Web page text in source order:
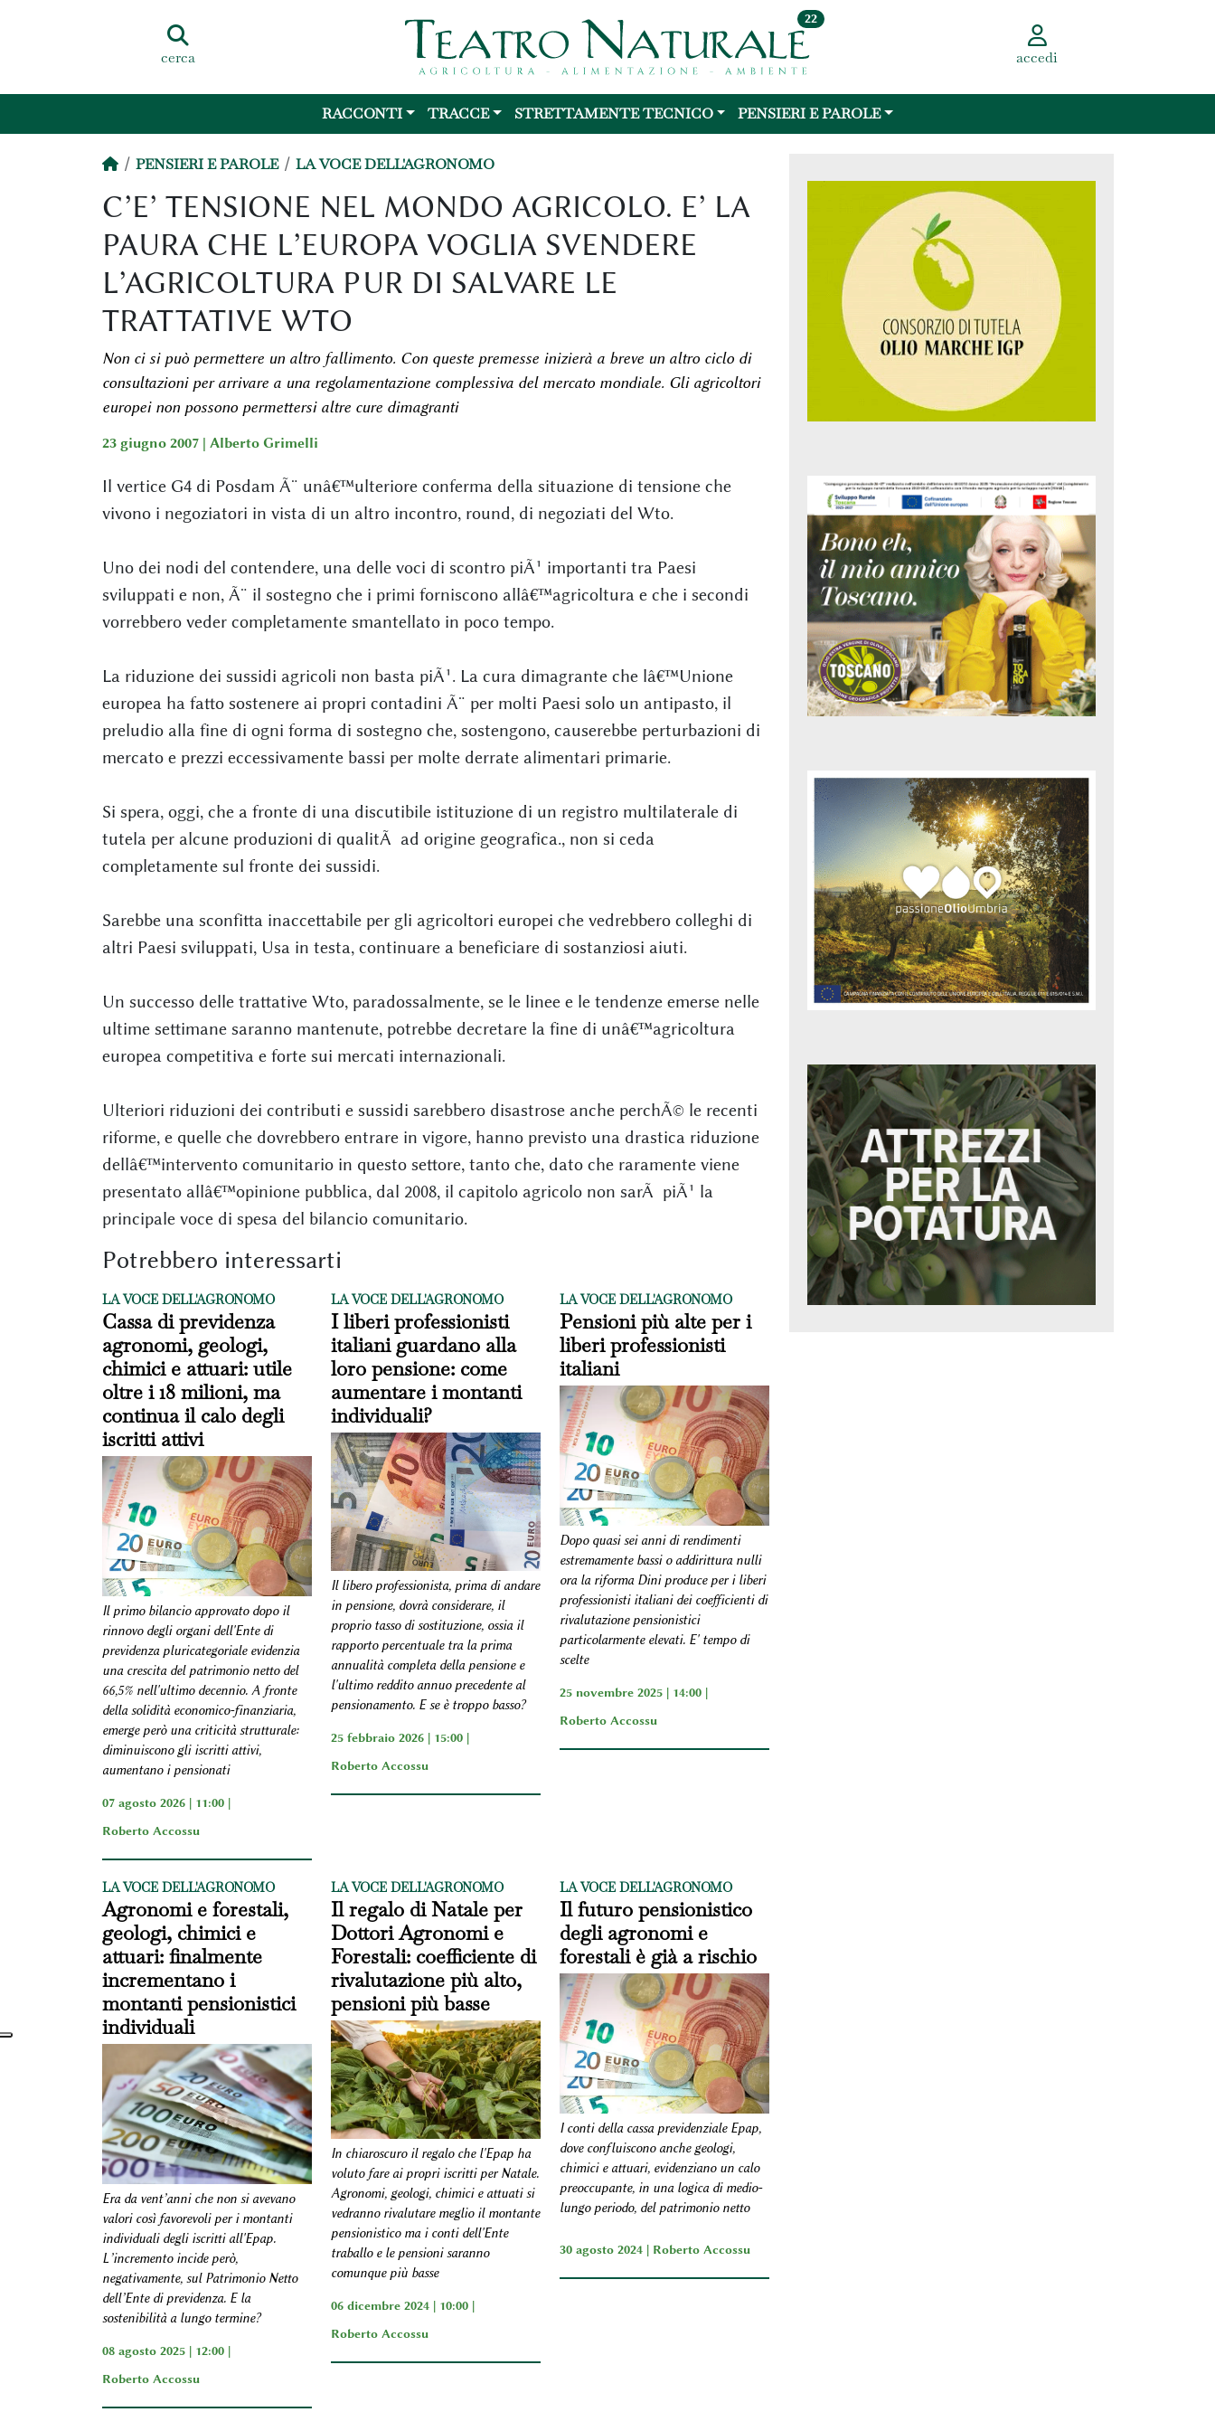
cerca
22
accedi
RACCONTI TRACCE STRETTAMENTE TECNICO PENSIERI E PAROLE
PENSIERI E PAROLE LA VOCE DELL'AGRONOMO
C’E’ TENSIONE NEL MONDO AGRICOLO. E’ LA
PAURA CHE L’EUROPA VOGLIA SVENDERE
L’AGRICOLTURA PUR DI SALVARE LE
TRATTATIVE WTO
Non ci si può permettere un altro fallimento. Con queste premesse inizierà a breve un altro ciclo di
consultazioni per arrivare a una regolamentazione complessiva del mercato mondiale. Gli agricoltori
europei non possono permettersi altre cure dimagranti
23 giugno 2007 | Alberto Grimelli
Il vertice G4 di Posdam Ã¨ unâ€™ulteriore conferma della situazione di tensione che
vivono i negoziatori in vista di un altro incontro, round, di negoziati del Wto.
Uno dei nodi del contendere, una delle voci di scontro piÃ¹ importanti tra Paesi
sviluppati e non, Ã¨ il sostegno che i primi forniscono allâ€™agricoltura e che i secondi
vorrebbero veder completamente smantellato in poco tempo.
La riduzione dei sussidi agricoli non basta piÃ¹. La cura dimagrante che lâ€™Unione
europea ha fatto sostenere ai propri contadini Ã¨ per molti Paesi solo un antipasto, il
preludio alla fine di ogni forma di sostegno che, sostengono, causerebbe perturbazioni di
mercato e prezzi eccessivamente bassi per molte derrate alimentari primarie.
Si spera, oggi, che a fronte di una discutibile istituzione di un registro multilaterale di
tutela per alcune produzioni di qualitÃ ad origine geografica., non si ceda
completamente sul fronte dei sussidi.
Sarebbe una sconfitta inaccettabile per gli agricoltori europei che vedrebbero colleghi di
altri Paesi sviluppati, Usa in testa, continuare a beneficiare di sostanziosi aiuti.
Un successo delle trattative Wto, paradossalmente, se le linee e le tendenze emerse nelle
ultime settimane saranno mantenute, potrebbe decretare la fine di unâ€™agricoltura
europea competitiva e forte sui mercati internazionali.
Ulteriori riduzioni dei contributi e sussidi sarebbero disastrose anche perchÃ© le recenti
riforme, e quelle che dovrebbero entrare in vigore, hanno previsto una drastica riduzione
dellâ€™intervento comunitario in questo settore, tanto che, dato che raramente viene
presentato allâ€™opinione pubblica, dal 2008, il capitolo agricolo non sarÃ piÃ¹ la
principale voce di spesa del bilancio comunitario.
Potrebbero interessarti
LA VOCE DELL'AGRONOMO
Cassa di previdenza
agronomi, geologi,
chimici e attuari: utile
oltre i 18 milioni, ma
continua il calo degli
iscritti attivi
Il primo bilancio approvato dopo il
rinnovo degli organi dell'Ente di
previdenza pluricategoriale evidenzia
una crescita del patrimonio netto del
66,5% nell'ultimo decennio. A fronte
della solidità economico-finanziaria,
emerge però una criticità strutturale:
diminuiscono gli iscritti attivi,
aumentano i pensionati
07 agosto 2026 | 11:00 |
Roberto Accossu
LA VOCE DELL'AGRONOMO
I liberi professionisti
italiani guardano alla
loro pensione: come
aumentare i montanti
individuali?
Il libero professionista, prima di andare
in pensione, dovrà considerare, il
proprio tasso di sostituzione, ossia il
rapporto percentuale tra la prima
annualità completa della pensione e
l'ultimo reddito annuo precedente al
pensionamento. E se è troppo basso?
25 febbraio 2026 | 15:00 |
Roberto Accossu
LA VOCE DELL'AGRONOMO
Pensioni più alte per i
liberi professionisti
italiani
Dopo quasi sei anni di rendimenti
estremamente bassi o addirittura nulli
ora la riforma Dini produce per i liberi
professionisti italiani dei coefficienti di
rivalutazione pensionistici
particolarmente elevati. E' tempo di
scelte
25 novembre 2025 | 14:00 |
Roberto Accossu
LA VOCE DELL'AGRONOMO
Agronomi e forestali,
geologi, chimici e
attuari: finalmente
incrementano i
montanti pensionistici
individuali
Era da vent’anni che non si avevano
valori così favorevoli per i montanti
individuali degli iscritti all'Epap.
L’incremento incide però,
negativamente, sul Patrimonio Netto
dell’Ente di previdenza. E la
sostenibilità a lungo termine?
08 agosto 2025 | 12:00 |
Roberto Accossu
LA VOCE DELL'AGRONOMO
Il regalo di Natale per
Dottori Agronomi e
Forestali: coefficiente di
rivalutazione più alto,
pensioni più basse
In chiaroscuro il regalo che l'Epap ha
voluto fare ai propri iscritti per Natale.
Agronomi, geologi, chimici e attuati si
vedranno rivalutare meglio il montante
pensionistico ma i conti dell'Ente
traballo e le pensioni saranno
comunque più basse
06 dicembre 2024 | 10:00 |
Roberto Accossu
LA VOCE DELL'AGRONOMO
Il futuro pensionistico
degli agronomi e
forestali è già a rischio
I conti della cassa previdenziale Epap,
dove confluiscono anche geologi,
chimici e attuari, evidenziano un calo
preoccupante, in una logica di medio-
lungo periodo, del patrimonio netto
30 agosto 2024 | Roberto Accossu